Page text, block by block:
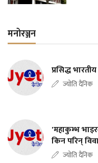
मनोरञ्जन
प्रसिद्ध
ज्योति दैनिक
'महाकुम्भ
किन परिन्
ज्योति दैनिक